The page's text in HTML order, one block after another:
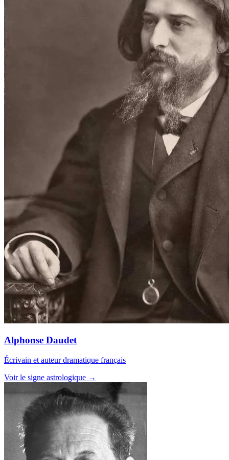
Alphonse Daudet
Écrivain et auteur dramatique français
Voir le signe astrologique →